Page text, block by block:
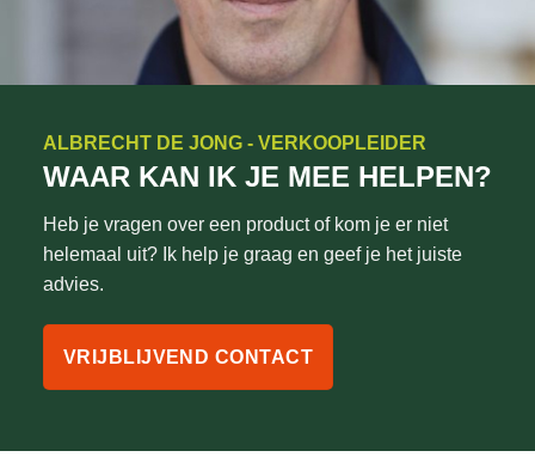
ALBRECHT DE JONG - VERKOOPLEIDER
WAAR KAN IK JE MEE HELPEN?
Heb je vragen over een product of kom je er niet
helemaal uit? Ik help je graag en geef je het juiste
advies.
VRIJBLIJVEND CONTACT